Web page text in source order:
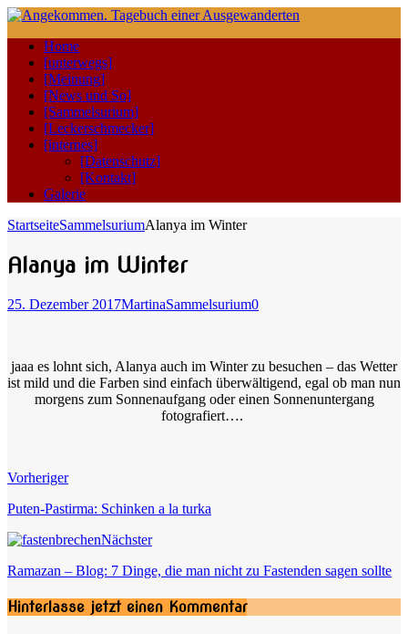
Home
[unterwegs]
[Meinung]
[News und So]
[Sammelsurium]
[Leckerschmecker]
[internes]
[Datenschutz]
[Kontakt]
Galerie
StartseiteSammelsuriumAlanya im Winter
Alanya im Winter
25. Dezember 2017MartinaSammelsurium0
jaaa es lohnt sich, Alanya auch im Winter zu besuchen – das Wetter
ist mild und die Farben sind einfach überwältigend, egal ob man nun
morgens zum Sonnenaufgang oder einen Sonnenuntergang
fotografiert….
Vorheriger
Puten-Pastirma: Schinken a la turka
Nächster
Ramazan – Blog: 7 Dinge, die man nicht zu Fastenden sagen sollte
Hinterlasse jetzt einen Kommentar